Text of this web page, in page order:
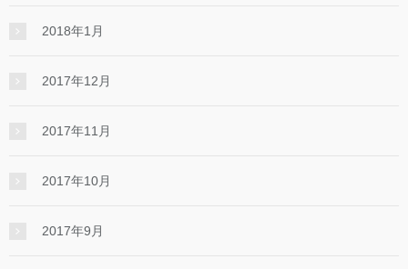
2018年1月
2017年12月
2017年11月
2017年10月
2017年9月